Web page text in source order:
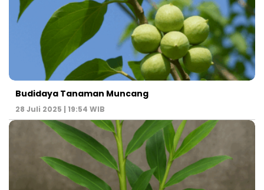
Budidaya Tanaman Muncang
28 Juli 2025 | 19:54 WIB